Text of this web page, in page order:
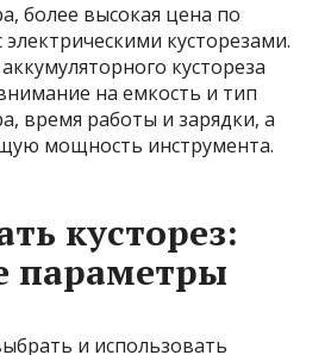
более высокая цена по
кусторезами.
кустореза
на емкость и тип
время работы и зарядки, а
мощность инструмента.
кусторез:
параметры